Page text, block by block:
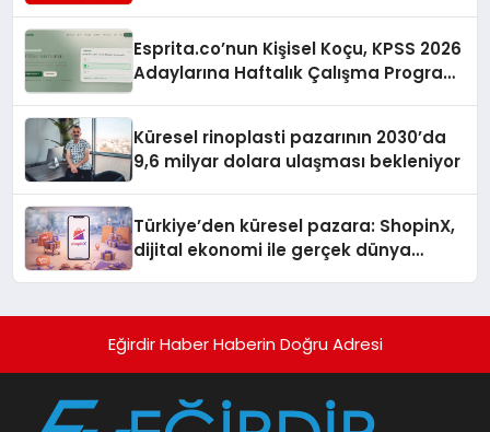
Esprita.co’nun Kişisel Koçu, KPSS 2026
Adaylarına Haftalık Çalışma Programı
Küresel rinoplasti pazarının 2030’da
9,6 milyar dolara ulaşması bekleniyor
Türkiye’den küresel pazara: ShopinX,
dijital ekonomi ile gerçek dünya
Eğirdir Haber Haberin Doğru Adresi